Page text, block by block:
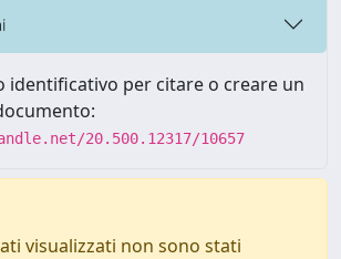
identificativo per citare o creare un
20.500.12317/10657
visualizzati non sono stati